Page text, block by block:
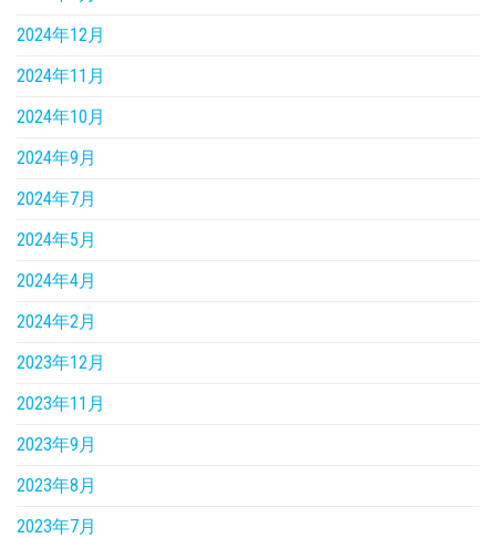
2024年12月
2024年11月
2024年10月
2024年9月
2024年7月
2024年5月
2024年4月
2024年2月
2023年12月
2023年11月
2023年9月
2023年8月
2023年7月